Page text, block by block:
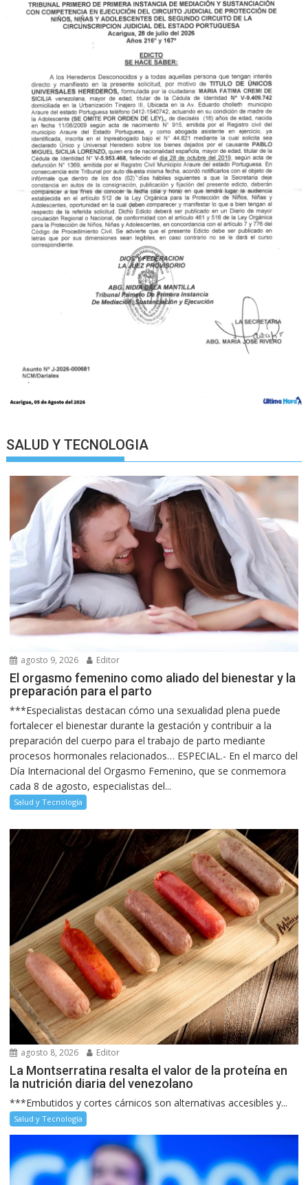
SALUD Y TECNOLOGIA
agosto 9, 2026 Editor
El orgasmo femenino como aliado del bienestar y la
preparación para el parto
***Especialistas destacan cómo una sexualidad plena puede
fortalecer el bienestar durante la gestación y contribuir a la
preparación del cuerpo para el trabajo de parto mediante
procesos hormonales relacionados… ESPECIAL.- En el marco del
Día Internacional del Orgasmo Femenino, que se conmemora
cada 8 de agosto, especialistas del...
Salud y Tecnología
agosto 8, 2026 Editor
La Montserratina resalta el valor de la proteína en
la nutrición diaria del venezolano
***Embutidos y cortes cárnicos son alternativas accesibles y...
Salud y Tecnología